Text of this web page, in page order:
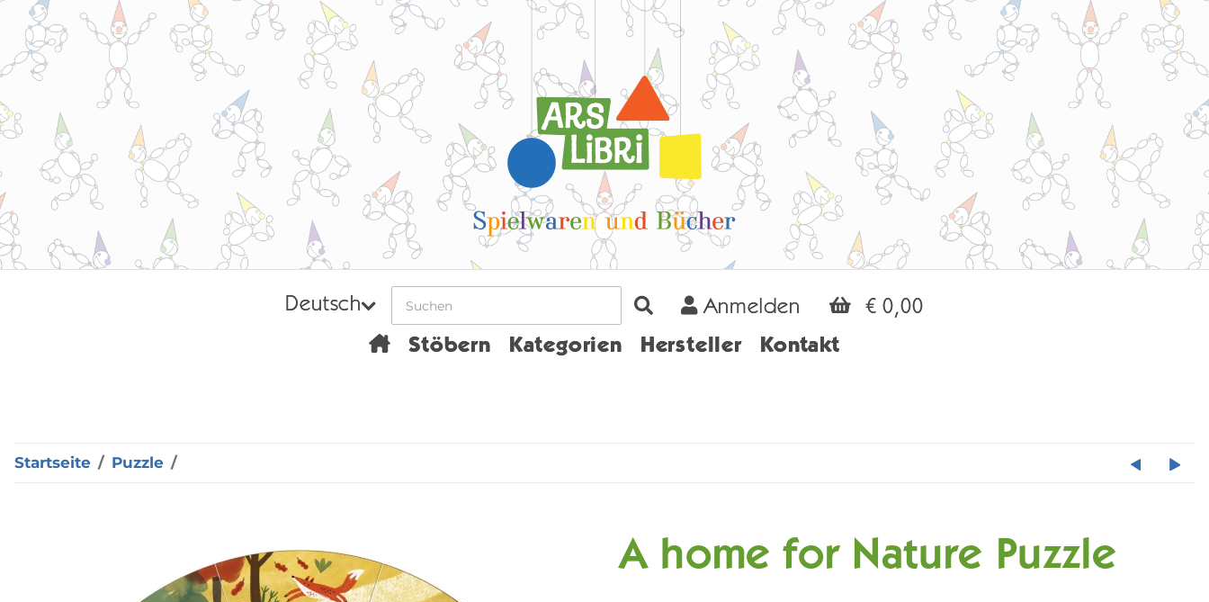
Deutsch
Home
Stöbern Kategorien Hersteller Kontakt
Anmelden € 0,00
Startseite Puzzle
A home for Nature Puzzle